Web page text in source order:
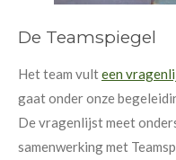
De Teamspiegel
Het team vulteen
gaat onder onze
De vragenlijst meet
samenwerking met